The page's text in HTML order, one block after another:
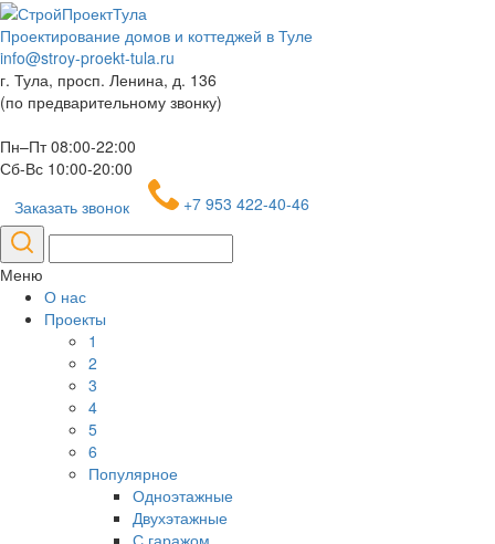
Проектирование домов и коттеджей в Туле
info@stroy-proekt-tula.ru
г. Тула, просп. Ленина, д. 136
(по предварительному звонку)
Пн–Пт 08:00-22:00
Сб-Вс 10:00-20:00
Заказать звонок
+7 953 422-40-46
Меню
О нас
Проекты
1
2
3
4
5
6
Популярное
Одноэтажные
Двухэтажные
С гаражом